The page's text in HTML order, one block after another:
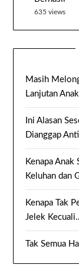
635 views
Masih
Lanjutan
Ini Alasan
Dianggap
Kenapa Anak
Keluhan dan
Kenapa Tak
Jelek
Tak Semua